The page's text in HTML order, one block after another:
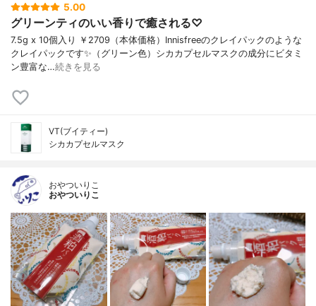
5.00
グリーンティのいい香りで癒される♡
7.5g x 10個入り ￥2709（本体価格）Innisfreeのクレイパックのような
クレイパックです✨（グリーン色）シカカプセルマスクの成分にビタミ
ン豊富な…続きを見る
VT(ブイティー)
シカカプセルマスク
おやついりこ
おやついりこ